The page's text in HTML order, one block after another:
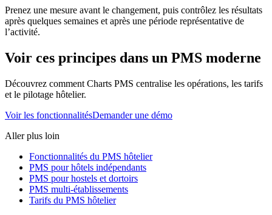
Prenez une mesure avant le changement, puis contrôlez les résultats
après quelques semaines et après une période représentative de
l’activité.
Voir ces principes dans un PMS moderne
Découvrez comment Charts PMS centralise les opérations, les tarifs
et le pilotage hôtelier.
Voir les fonctionnalitésDemander une démo
Aller plus loin
Fonctionnalités du PMS hôtelier
PMS pour hôtels indépendants
PMS pour hostels et dortoirs
PMS multi-établissements
Tarifs du PMS hôtelier